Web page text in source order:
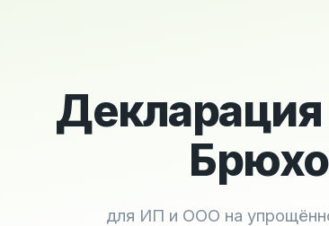
для ИП и ООО на